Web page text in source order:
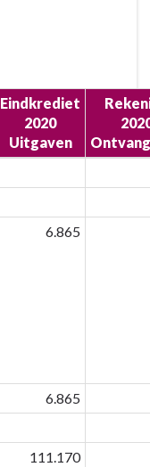
Eindkrediet
2020
Uitgaven
6.865
6.865
111.170